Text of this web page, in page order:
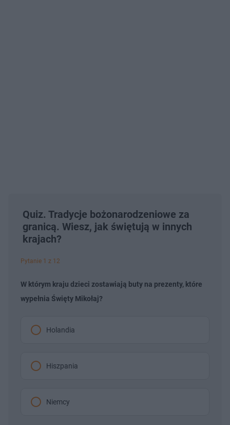
Quiz. Tradycje bożonarodzeniowe za
granicą. Wiesz, jak świętują w innych
krajach?
Pytanie 1 z 12
W którym kraju dzieci zostawiają buty na prezenty, które
wypełnia Święty Mikołaj?
Holandia
Hiszpania
Niemcy